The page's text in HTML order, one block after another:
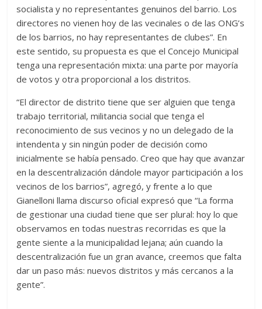
socialista y no representantes genuinos del barrio. Los
directores no vienen hoy de las vecinales o de las ONG’s
de los barrios, no hay representantes de clubes”. En
este sentido, su propuesta es que el Concejo Municipal
tenga una representación mixta: una parte por mayoría
de votos y otra proporcional a los distritos.
“El director de distrito tiene que ser alguien que tenga
trabajo territorial, militancia social que tenga el
reconocimiento de sus vecinos y no un delegado de la
intendenta y sin ningún poder de decisión como
inicialmente se había pensado. Creo que hay que avanzar
en la descentralización dándole mayor participación a los
vecinos de los barrios”, agregó, y frente a lo que
Gianelloni llama discurso oficial expresó que “La forma
de gestionar una ciudad tiene que ser plural: hoy lo que
observamos en todas nuestras recorridas es que la
gente siente a la municipalidad lejana; aún cuando la
descentralización fue un gran avance, creemos que falta
dar un paso más: nuevos distritos y más cercanos a la
gente”.